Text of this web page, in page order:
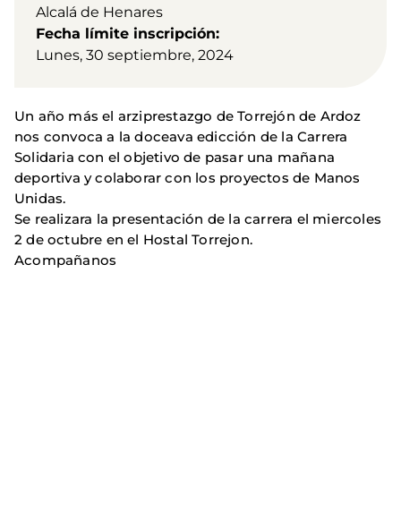
Alcalá de Henares
Fecha límite inscripción
Lunes, 30 septiembre, 2024
Un año más el arziprestazgo de Torrejón de Ardoz
nos convoca a la doceava edicción de la Carrera
Solidaria con el objetivo de pasar una mañana
deportiva y colaborar con los proyectos de Manos
Unidas.
Se realizara la presentación de la carrera el miercoles
2 de octubre en el Hostal Torrejon.
Acompañanos